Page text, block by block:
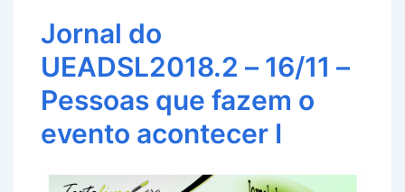
Jornal do
UEADSL2018.2 – 16/11 –
Pessoas que fazem o
evento acontecer I